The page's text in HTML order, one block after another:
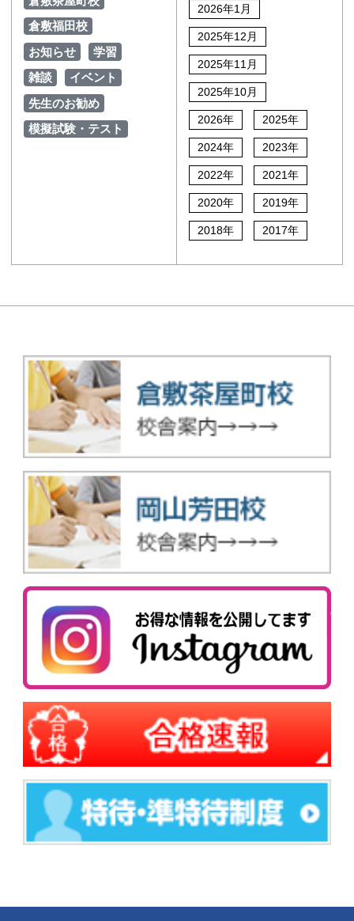
倉敷福田校
お知らせ
学習
雑談
イベント
先生のお勧め
模擬試験・テスト
2026年1月
2025年12月
2025年11月
2025年10月
2026年 2025年
2024年 2023年
2022年 2021年
2020年 2019年
2018年 2017年